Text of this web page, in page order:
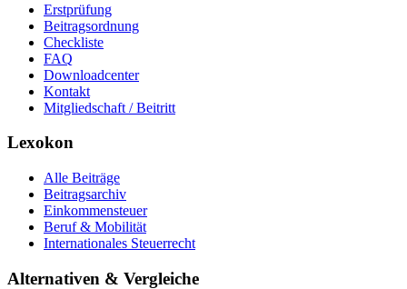
Erstprüfung
Beitragsordnung
Checkliste
FAQ
Downloadcenter
Kontakt
Mitgliedschaft / Beitritt
Lexokon
Alle Beiträge
Beitragsarchiv
Einkommensteuer
Beruf & Mobilität
Internationales Steuerrecht
Alternativen & Vergleiche